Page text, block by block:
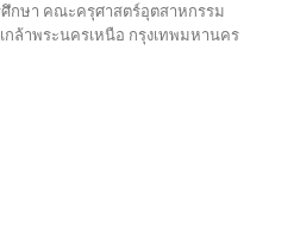
กษา คณะครุศาสตร์อุตสาหกรรม
ล้าพระนครเหนือ กรุงเทพมหานคร